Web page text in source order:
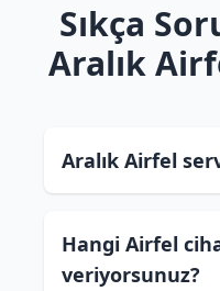
Sıkça
Aralık
Aralık Airfel
Hangi Airfel
veriyorsunuz?